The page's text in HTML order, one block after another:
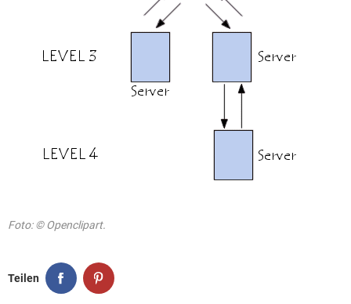
Foto: © Openclipart.
Teilen